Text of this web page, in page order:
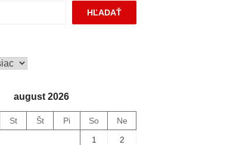
HĽADAŤ
august 2026
St Št Pi So
Ne
1
2